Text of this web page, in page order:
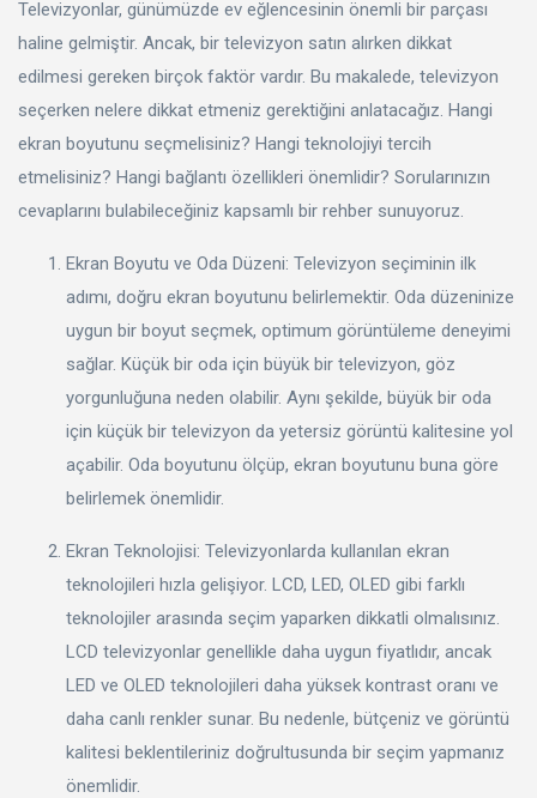
Spor, Outdoor
Kozmetik, Kişisel Bakım
Kitap, Müzik, Film, Hediye
Favoriler
Giriş Yap
Kayıt Ol
Televizyonlar, günümüzde ev eğlencesinin önemli bir parçası
haline gelmiştir. Ancak, bir televizyon satın alırken dikkat
edilmesi gereken birçok faktör vardır. Bu makalede, televizyon
seçerken nelere dikkat etmeniz gerektiğini anlatacağız. Hangi
ekran boyutunu seçmelisiniz? Hangi teknolojiyi tercih
etmelisiniz? Hangi bağlantı özellikleri önemlidir? Sorularınızın
cevaplarını bulabileceğiniz kapsamlı bir rehber sunuyoruz.
Ekran Boyutu ve Oda Düzeni: Televizyon seçiminin ilk
adımı, doğru ekran boyutunu belirlemektir. Oda düzeninize
uygun bir boyut seçmek, optimum görüntüleme deneyimi
sağlar. Küçük bir oda için büyük bir televizyon, göz
yorgunluğuna neden olabilir. Aynı şekilde, büyük bir oda
için küçük bir televizyon da yetersiz görüntü kalitesine yol
açabilir. Oda boyutunu ölçüp, ekran boyutunu buna göre
belirlemek önemlidir.
Ekran Teknolojisi: Televizyonlarda kullanılan ekran
teknolojileri hızla gelişiyor. LCD, LED, OLED gibi farklı
teknolojiler arasında seçim yaparken dikkatli olmalısınız.
LCD televizyonlar genellikle daha uygun fiyatlıdır, ancak
LED ve OLED teknolojileri daha yüksek kontrast oranı ve
daha canlı renkler sunar. Bu nedenle, bütçeniz ve görüntü
kalitesi beklentileriniz doğrultusunda bir seçim yapmanız
önemlidir.